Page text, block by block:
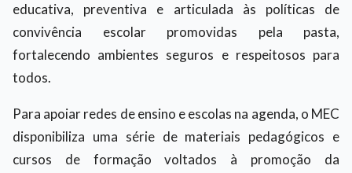
educativa, preventiva e articulada às políticas de
convivência escolar promovidas pela pasta,
fortalecendo ambientes seguros e respeitosos para
todos.
Para apoiar redes de ensino e escolas na agenda, o MEC
disponibiliza uma série de materiais pedagógicos e
cursos de formação voltados à promoção da